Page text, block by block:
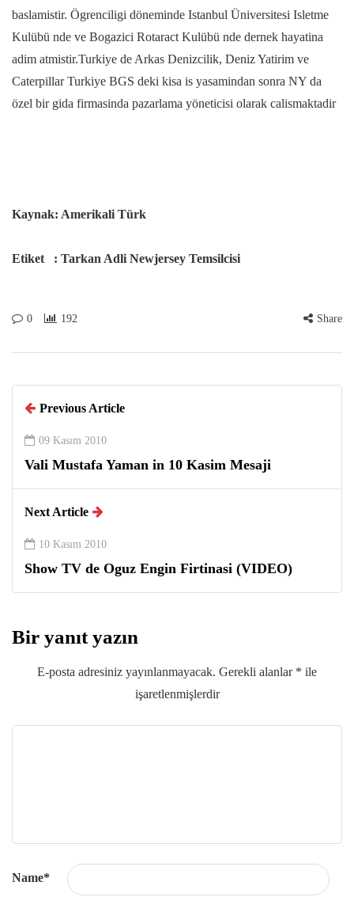
baslamistir. Ögrenciligi döneminde Istanbul Üniversitesi Isletme
Kulübü nde ve Bogazici Rotaract Kulübü nde dernek hayatina
adim atmistir.Turkiye de Arkas Denizcilik, Deniz Yatirim ve
Caterpillar Turkiye BGS deki kisa is yasamindan sonra NY da
özel bir gida firmasinda pazarlama yöneticisi olarak calismaktadir
Kaynak: Amerikali Türk
Etiket : Tarkan Adli Newjersey Temsilcisi
0 192 Share
Previous Article
09 Kasım 2010
Vali Mustafa Yaman in 10 Kasim Mesaji
Next Article
10 Kasım 2010
Show TV de Oguz Engin Firtinasi (VIDEO)
Bir yanıt yazın
E-posta adresiniz yayınlanmayacak. Gerekli alanlar * ile
işaretlenmişlerdir
Name*